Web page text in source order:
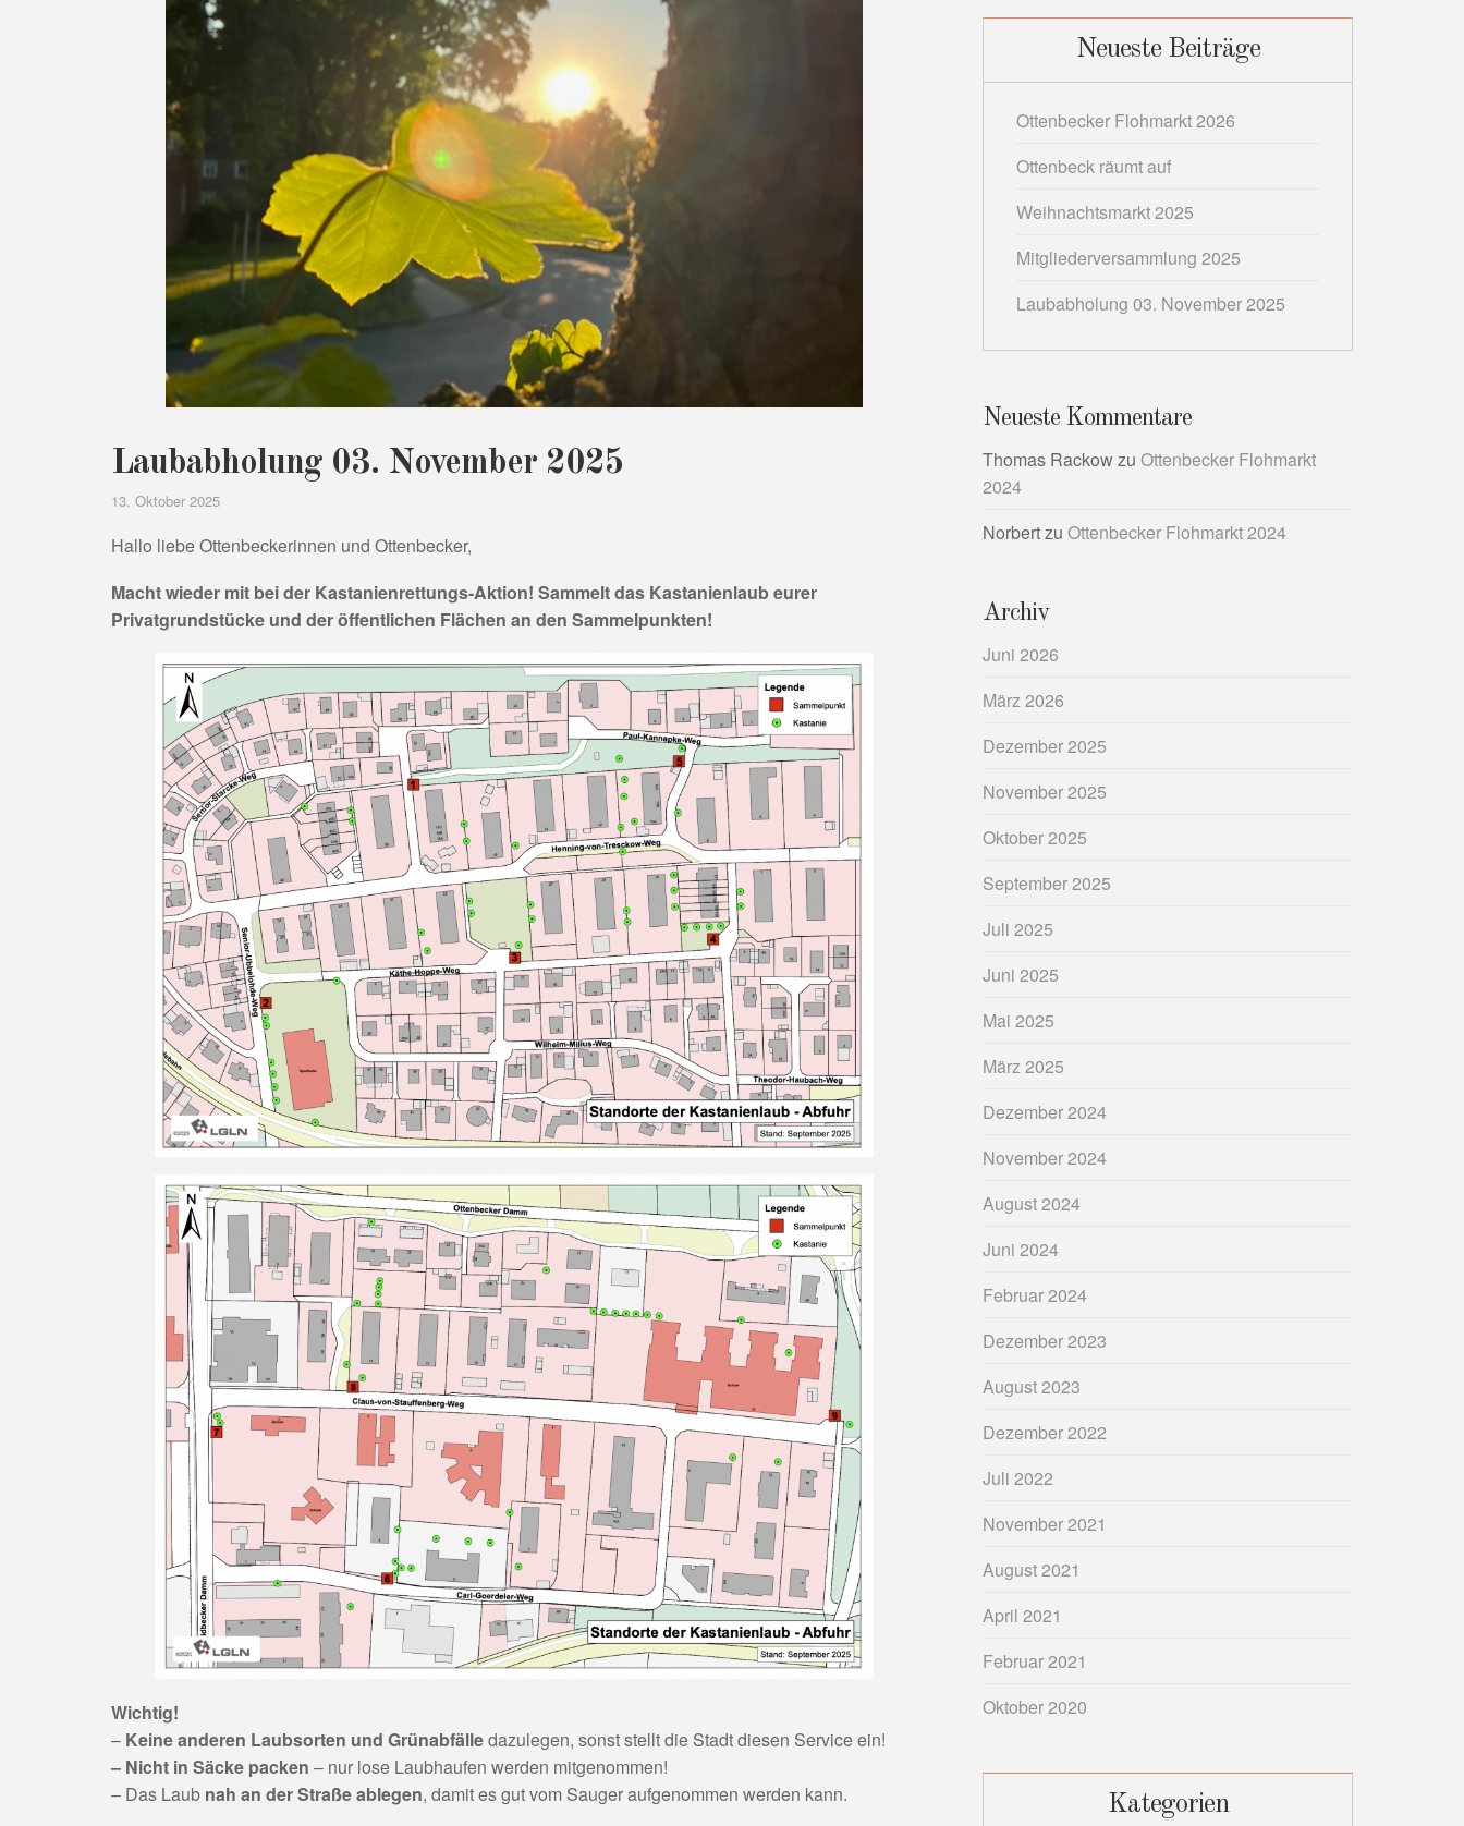
Laubabholung 03. November 2025
13. Oktober 2025
Hallo liebe Ottenbeckerinnen und Ottenbecker,
Macht wieder mit bei der Kastanienrettungs-Aktion! Sammelt das Kastanienlaub eurer
Privatgrundstücke und der öffentlichen Flächen an den Sammelpunkten!
Wichtig!
– Keine anderen Laubsorten und Grünabfälledazulegen, sonst stellt die Stadt diesen Service ein!
– Nicht in Säcke packen – nur lose Laubhaufen werden mitgenommen!
– Das Laub nah an der Straße ablegen, damit es gut vom Sauger aufgenommen werden kann.
Neueste Beiträge
Ottenbecker Flohmarkt 2026
Ottenbeck räumt auf
Weihnachtsmarkt 2025
Mitgliederversammlung 2025
Laubabholung 03. November 2025
Neueste Kommentare
Thomas Rackowzu Ottenbecker Flohmarkt
2024
Norbertzu Ottenbecker Flohmarkt 2024
Archiv
Juni 2026
März 2026
Dezember 2025
November 2025
Oktober 2025
September 2025
Juli 2025
Juni 2025
Mai 2025
März 2025
Dezember 2024
November 2024
August 2024
Juni 2024
Februar 2024
Dezember 2023
August 2023
Dezember 2022
Juli 2022
November 2021
August 2021
April 2021
Februar 2021
Oktober 2020
Kategorien